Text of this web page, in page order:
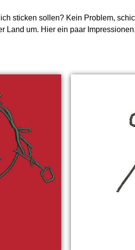
sticken sollen? Kein Problem,
um. Hier ein paar